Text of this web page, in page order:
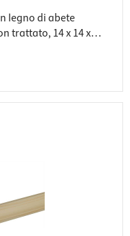
legno di abete
trattato, 14 x 14 x